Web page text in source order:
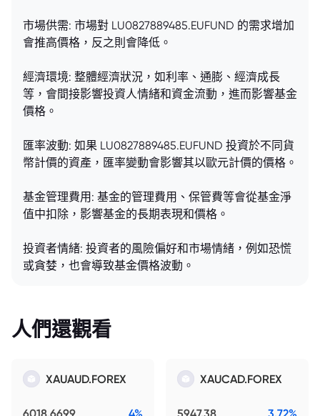
市場供需: 市場對 LU0827889485.EUFUND 的需求增加
會推高價格，反之則會降低。
經濟環境: 整體經濟狀況，如利率、通膨、經濟成長
等，會間接影響投資人情緒和資金流動，進而影響基金
價格。
匯率波動: 如果 LU0827889485.EUFUND 投資於不同貨
幣計價的資產，匯率變動會影響其以歐元計價的價格。
基金管理費用: 基金的管理費用、保管費等會從基金淨
值中扣除，影響基金的長期表現和價格。
投資者情緒: 投資者的風險偏好和市場情緒，例如恐慌
或貪婪，也會導致基金價格波動。
人們還觀看
XAUAUD.FOREX
6018.6699 4%
XAUCAD.FOREX
5947.38 3.72%